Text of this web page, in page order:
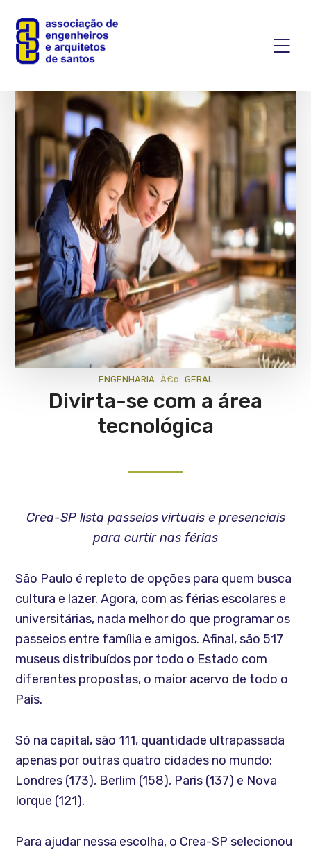
ENGENHARIA GERAL
Divirta-se com a área
tecnológica
Crea-SP lista passeios virtuais e presenciais
para curtir nas férias
São Paulo é repleto de opções para quem busca
cultura e lazer. Agora, com as férias escolares e
universitárias, nada melhor do que programar os
passeios entre família e amigos. Afinal, são 517
museus distribuídos por todo o Estado com
diferentes propostas, o maior acervo de todo o
País.
Só na capital, são 111, quantidade ultrapassada
apenas por outras quatro cidades no mundo:
Londres (173), Berlim (158), Paris (137) e Nova
Iorque (121).
Para ajudar nessa escolha, o Crea-SP selecionou